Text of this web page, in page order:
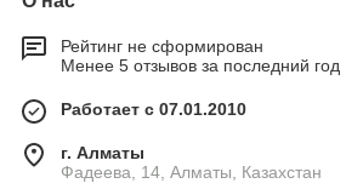
Рейтинг не сформирован
Менее 5 отзывов за последний год
Работает с 07.01.2010
г. Алматы
Фадеева, 14, Алматы, Казахстан